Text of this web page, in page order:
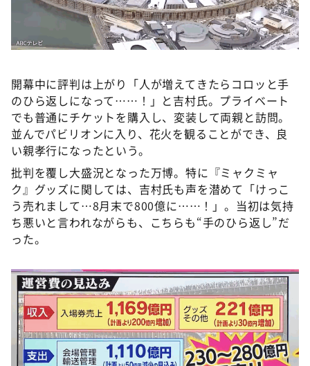
開幕中に評判は上がり「人が増えてきたらコロッと手
のひら返しになって……！」と吉村氏。プライベート
でも普通にチケットを購入し、変装して両親と訪問。
並んでパビリオンに入り、花火を観ることができ、良
い親孝行になったという。
批判を覆し大盛況となった万博。特に『ミャクミャ
ク』グッズに関しては、吉村氏も声を潜めて「けっこ
う売れまして…8月末で800億に……！」。当初は気持
ち悪いと言われながらも、こちらも“手のひら返し”だ
った。